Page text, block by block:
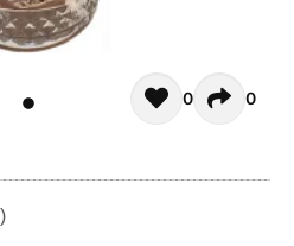
noch keinen Kommentar.
0 0